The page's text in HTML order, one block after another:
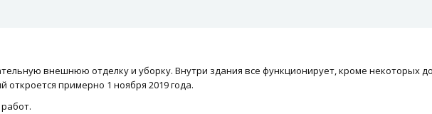
внешнюю отделку и уборку. Внутри здания все функционирует, кроме некоторых
откроется примерно 1 ноября 2019 года.